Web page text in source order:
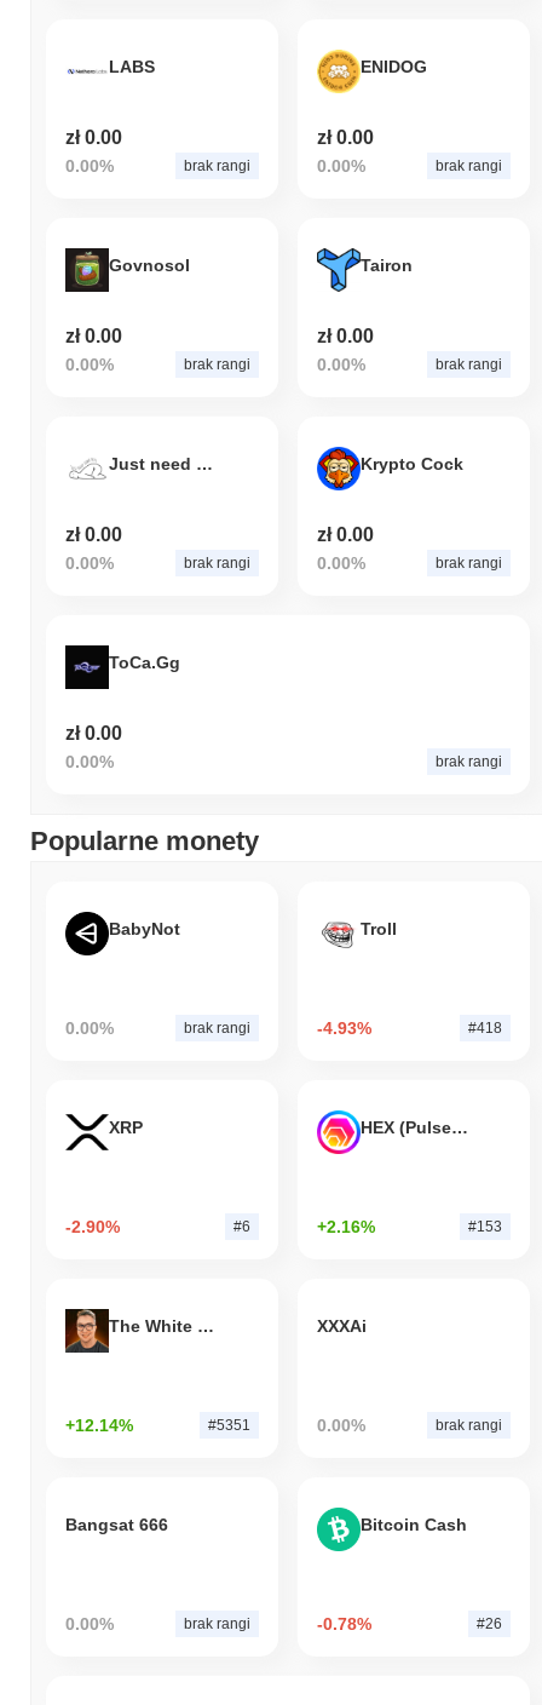
LABS
zł 0.00
0.00% brak rangi
ENIDOG
zł 0.00
0.00% brak rangi
Govnosol
zł 0.00
0.00% brak rangi
Tairon
zł 0.00
0.00% brak rangi
Just need some rest
zł 0.00
0.00% brak rangi
Krypto Cock
zł 0.00
0.00% brak rangi
ToCa.Gg
zł 0.00
0.00% brak rangi
Popularne monety
BabyNot
0.00% brak rangi
Troll
-4.93% #418
XRP
-2.90% #6
HEX (Pulsechain)
+2.16% #153
The White Bull
+12.14% #5351
XXXAi
0.00% brak rangi
Bangsat 666
0.00% brak rangi
Bitcoin Cash
-0.78% #26